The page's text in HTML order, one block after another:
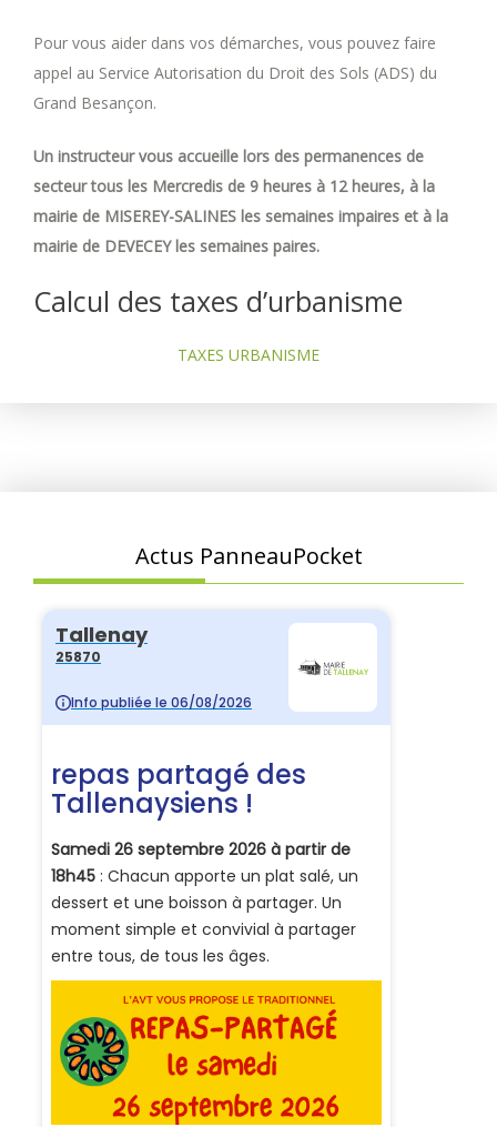
Pour vous aider dans vos démarches, vous pouvez faire
appel au Service Autorisation du Droit des Sols (ADS) du
Grand Besançon.
Un instructeur vous accueille lors des permanences de
secteur tous les Mercredis de 9 heures à 12 heures, à la
mairie de MISEREY-SALINES les semaines impaires et à la
mairie de DEVECEY les semaines paires.
Calcul des taxes d’urbanisme
TAXES URBANISME
Actus PanneauPocket